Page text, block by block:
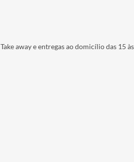
Take away e entregas ao domicílio das 15